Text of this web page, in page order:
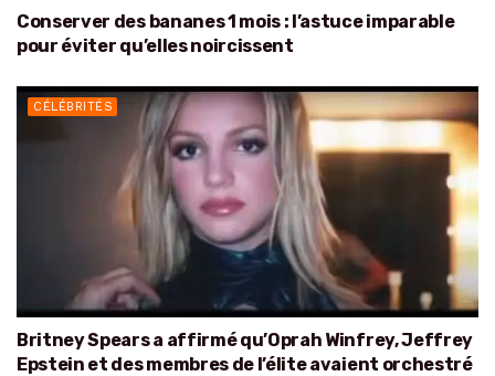
Conserver des bananes 1 mois : l’astuce imparable
pour éviter qu’elles noircissent
CÉLÉBRITÉS
Britney Spears a affirmé qu’Oprah Winfrey, Jeffrey
Epstein et des membres de l’élite avaient orchestré